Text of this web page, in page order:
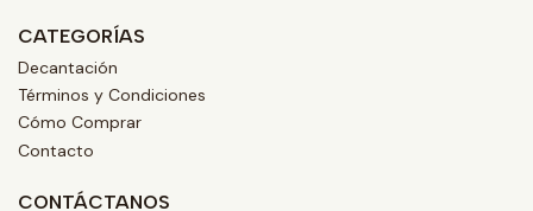
CATEGORÍAS
Decantación
Términos y Condiciones
Cómo Comprar
Contacto
CONTÁCTANOS